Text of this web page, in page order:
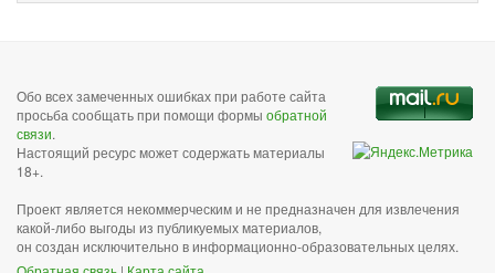
Обо всех замеченных ошибках при работе сайта
просьба сообщать при помощи формы обратной
связи.
Настоящий ресурс может содержать материалы
18+.
Проект является некоммерческим и не предназначен для извлечения
какой-либо выгоды из публикуемых материалов,
он создан исключительно в информационно-образовательных целях.